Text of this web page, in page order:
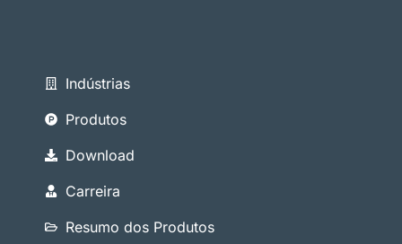
Indústrias
Produtos
Download
Carreira
Resumo dos Produtos